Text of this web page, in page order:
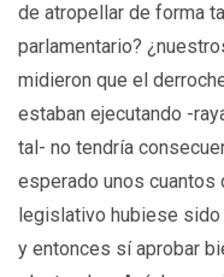
de atropellar de forma
parlamentario?
midieron que el
estaban ejecutando -
tal- no tendría
esperado unos cuantos
legislativo hubiese
y entonces sí aprobar